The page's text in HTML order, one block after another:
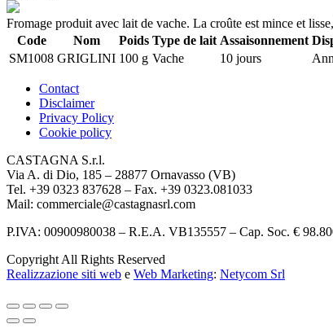
Fromage produit avec lait de vache. La croûte est mince et
Code
Nom Poids Type de lait Assaisonnement
SM1008 GRIGLINI 100 g Vache 10 jours
Contact
Disclaimer
Privacy Policy
Cookie policy
CASTAGNA S.r.l.
Via A. di Dio, 185 – 28877 Ornavasso (VB)
Tel. +39 0323 837628 – Fax. +39 0323.081033
Mail: commerciale@castagnasrl.com
P.IVA: 00900980038 – R.E.A. VB135557 – Cap. Soc. €
Copyright All Rights Reserved
Realizzazione siti web e Web Marketing: Netycom Srl